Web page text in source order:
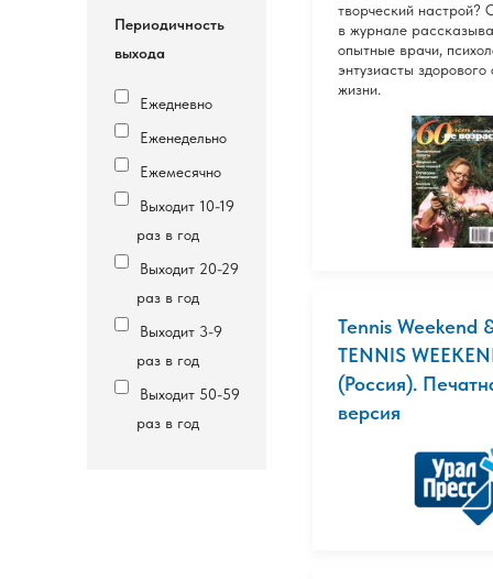
Периодичность
выхода
Ежедневно
Еженедельно
Ежемесячно
Выходит 10-19
раз в год
Выходит 20-29
раз в год
Выходит 3-9
раз в год
Выходит 50-59
раз в год
творческий настрой?
в журнале
опытные врачи,
энтузиасты здорового
жизни.
Tennis Weekend
TENNIS
(Россия).
версия